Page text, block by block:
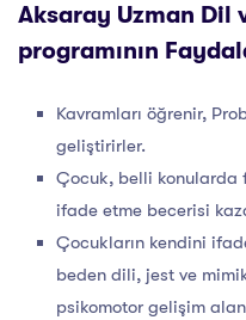
Aksaray Uzman Dil
programının
Kavramları öğrenir,
geliştirirler.
Çocuk, belli konularda
ifade etme becerisi
Çocukların kendini
beden dili, jest ve
psikomotor gelişim